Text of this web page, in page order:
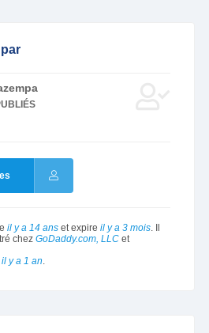
il y a 14 anset expire il y a 3 mois. Il
chez GoDaddy.com, LLCet
il y a 1 an.